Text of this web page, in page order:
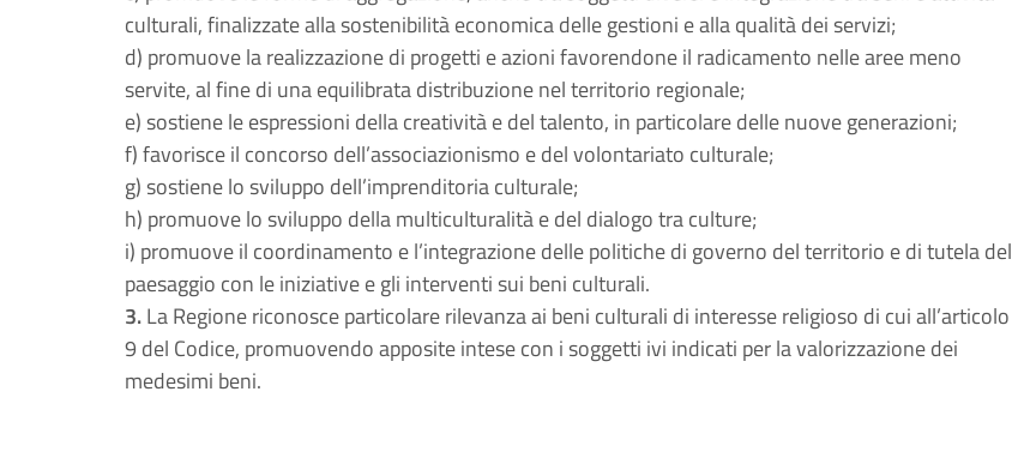
culturali, finalizzate alla sostenibilità economica delle gestioni e alla qualità dei servizi;
d) promuove la realizzazione di progetti e azioni favorendone il radicamento nelle aree meno
servite, al fine di una equilibrata distribuzione nel territorio regionale;
e) sostiene le espressioni della creatività e del talento, in particolare delle nuove generazioni;
f) favorisce il concorso dell’associazionismo e del volontariato culturale;
g) sostiene lo sviluppo dell’imprenditoria culturale;
h) promuove lo sviluppo della multiculturalità e del dialogo tra culture;
i) promuove il coordinamento e l’integrazione delle politiche di governo del territorio e di tutela del
paesaggio con le iniziative e gli interventi sui beni culturali.
3.La Regione riconosce particolare rilevanza ai beni culturali di interesse religioso di cui all’articolo
9 del Codice, promuovendo apposite intese con i soggetti ivi indicati per la valorizzazione dei
medesimi beni.